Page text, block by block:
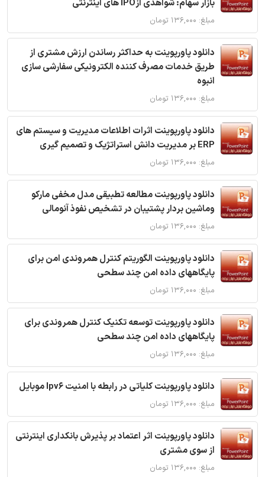
بازار سهام: شواهدی ازIPO های اینترنتی
مبلغ: ۱۳۶,۰۰۰ تومان
دانلود پاورپوینت به حداکثر رساندن ارزش مشتری از
طریق خدمات مصرف کننده الکترونیکی سفارشی سازی
انبوه
مبلغ: ۱۳۶,۰۰۰ تومان
دانلود پاورپوینت اثرات اطلاعات مدیریت و سیستم های
ERP بر مدیریت دانش استراتژیک و تصمیم گیری
مبلغ: ۱۳۶,۰۰۰ تومان
دانلود پاورپوینت مطالعه تطبیقی مدل مخفی مارکو
وماشین بردار پشتیبان در تشخیص نفوذ آنومالی
مبلغ: ۱۳۶,۰۰۰ تومان
دانلود پاورپوینت الگوریتم کنترل همروندی امن برای
پایگاههای داده امن چند سطحی
مبلغ: ۱۳۶,۰۰۰ تومان
دانلود پاورپوینت توسعه تکنیک کنترل همروندی برای
پایگاههای داده امن چند سطحی
مبلغ: ۱۳۶,۰۰۰ تومان
دانلود پاورپوینت کلیاتی در رابطه با امنیت Ipv6 موبایل
مبلغ: ۱۳۶,۰۰۰ تومان
دانلود پاورپوینت اثر اعتماد بر پذیرش بانکداری اینترنتی
از سوی مشتری
مبلغ: ۱۳۶,۰۰۰ تومان